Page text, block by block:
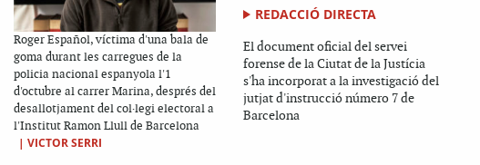
Roger Español, víctima d'una bala de
goma durant les carregues de la
policia nacional espanyola l'1
d'octubre al carrer Marina, després del
desallotjament del col·legi electoral a
l'Institut Ramon Llull de Barcelona
| VICTOR SERRI
REDACCIÓ DIRECTA
El document oficial del servei
forense de la Ciutat de la Justícia
s'ha incorporat a la investigació del
jutjat d'instrucció número 7 de
Barcelona